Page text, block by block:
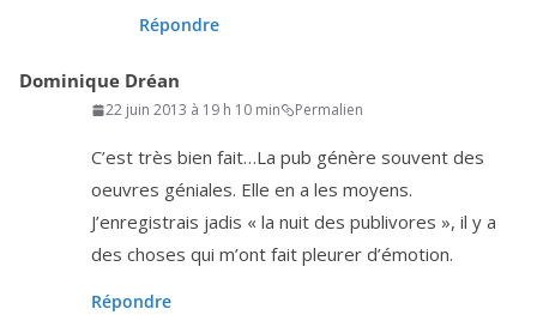
Répondre
Dominique Dréan
22 juin 2013 à 19 h 10 min Permalien
C’est très bien fait…La pub génère sou­vent des
oeuvres géniales. Elle en a les moyens.
J’enregistrais jadis « la nuit des publi­vores », il y a
des choses qui m’ont fait pleu­rer d’émotion.
Répondre